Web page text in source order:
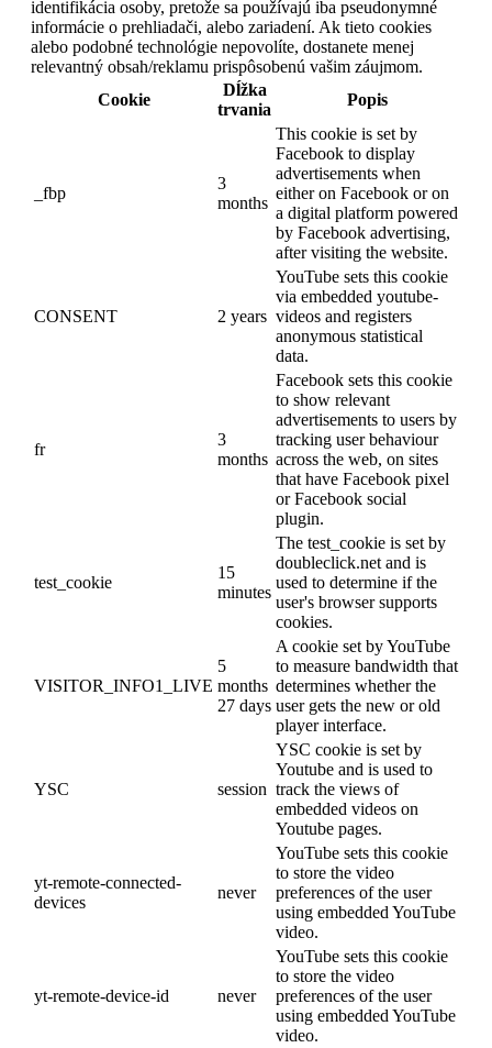
identifikácia osoby, pretože sa používajú iba pseudonymné
informácie o prehliadači, alebo zariadení. Ak tieto cookies
alebo podobné technológie nepovolíte, dostanete menej
relevantný obsah/reklamu prispôsobenú vašim záujmom.
Cookie
Dĺžka
trvania
Popis
_fbp
3
months
This cookie is set by
Facebook to display
advertisements when
either on Facebook or on
a digital platform powered
by Facebook advertising,
after visiting the website.
CONSENT 2 years
YouTube sets this cookie
via embedded youtube-
videos and registers
anonymous statistical
data.
fr
3
months
Facebook sets this cookie
to show relevant
advertisements to users by
tracking user behaviour
across the web, on sites
that have Facebook pixel
or Facebook social
plugin.
test_cookie
15
minutes
The test_cookie is set by
doubleclick.net and is
used to determine if the
user's browser supports
cookies.
VISITOR_INFO1_LIVE
5
months
27 days
A cookie set by YouTube
to measure bandwidth that
determines whether the
user gets the new or old
player interface.
YSC session
YSC cookie is set by
Youtube and is used to
track the views of
embedded videos on
Youtube pages.
yt-remote-connected-
devices
never
YouTube sets this cookie
to store the video
preferences of the user
using embedded YouTube
video.
yt-remote-device-id never
YouTube sets this cookie
to store the video
preferences of the user
using embedded YouTube
video.